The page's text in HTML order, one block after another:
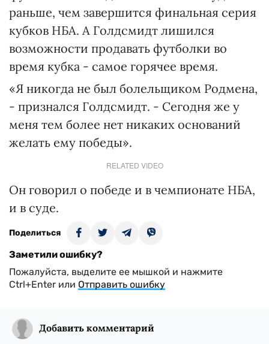
раньше, чем завершится финальная серия
кубков НБА. А Голдсмидт лишился
возможности продавать футболки во
время кубка - самое горячее время.
«Я никогда не был болельщиком Родмена,
- признался Голдсмидт. - Сегодня же у
меня тем более нет никаких оснований
желать ему победы».
RELATED VIDEO
Он говорил о победе и в чемпионате НБА,
и в суде.
Поделиться
Заметили ошибку?
Пожалуйста, выделите ее мышкой и нажмите
Ctrl+Enter или Отправить ошибку
Добавить комментарий